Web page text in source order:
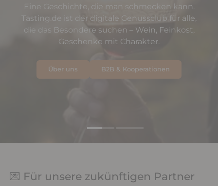
Eine Geschichte, die man schmecken kann.
Tasting.de ist der digitale Genussclub für alle,
die das Besondere suchen – Wein, Feinkost,
Geschenke mit Charakter.
Über uns B2B & Kooperationen
B2B & Kooperationen
💌 Für unsere zukünftigen Partner